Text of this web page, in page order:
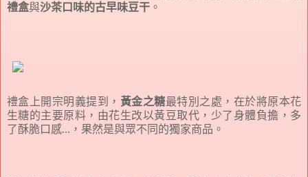
禮盒與沙茶口味的古早味豆干 。
禮盒上開宗明義提到， 黃金之糖最特別之處，在於將原本花
生糖的主要原料，由花生改以黃豆取代，少了身體負擔，多
了酥脆口感...，果然是與眾不同的獨家商品。